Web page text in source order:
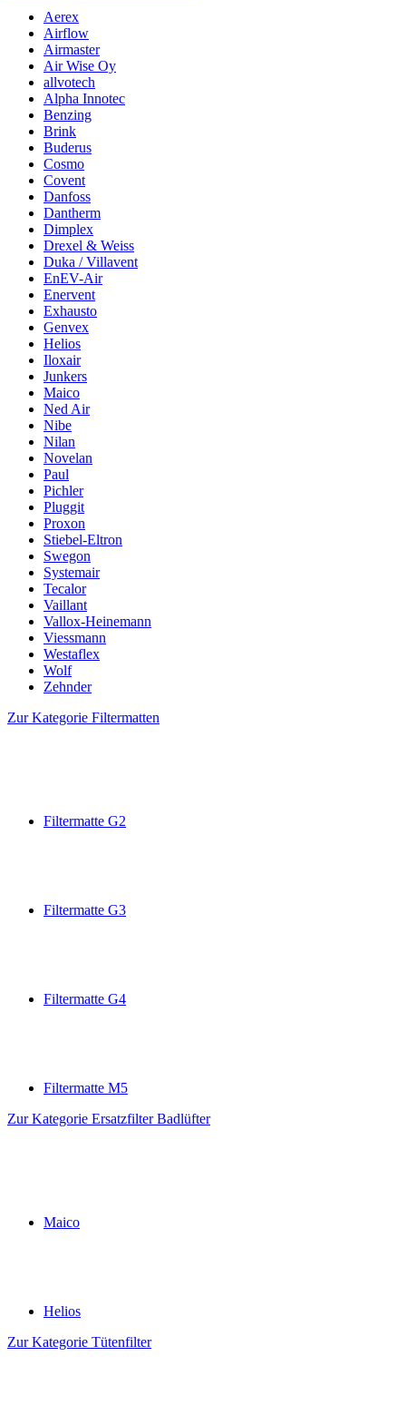
Aerex
Airflow
Airmaster
Air Wise Oy
allvotech
Alpha Innotec
Benzing
Brink
Buderus
Cosmo
Covent
Danfoss
Dantherm
Dimplex
Drexel & Weiss
Duka / Villavent
EnEV-Air
Enervent
Exhausto
Genvex
Helios
Iloxair
Junkers
Maico
Ned Air
Nibe
Nilan
Novelan
Paul
Pichler
Pluggit
Proxon
Stiebel-Eltron
Swegon
Systemair
Tecalor
Vaillant
Vallox-Heinemann
Viessmann
Westaflex
Wolf
Zehnder
Zur Kategorie Filtermatten
Filtermatte G2
Filtermatte G3
Filtermatte G4
Filtermatte M5
Zur Kategorie Ersatzfilter Badlüfter
Maico
Helios
Zur Kategorie Tütenfilter